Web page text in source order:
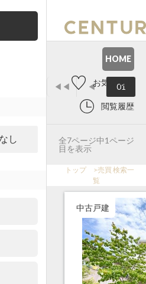
HOME
お気に入り
閲覧履歴
◀◀ ◀ 01
全7ページ中1ページ
目を表示
トップ >売買 検索一
覧
中古戸建